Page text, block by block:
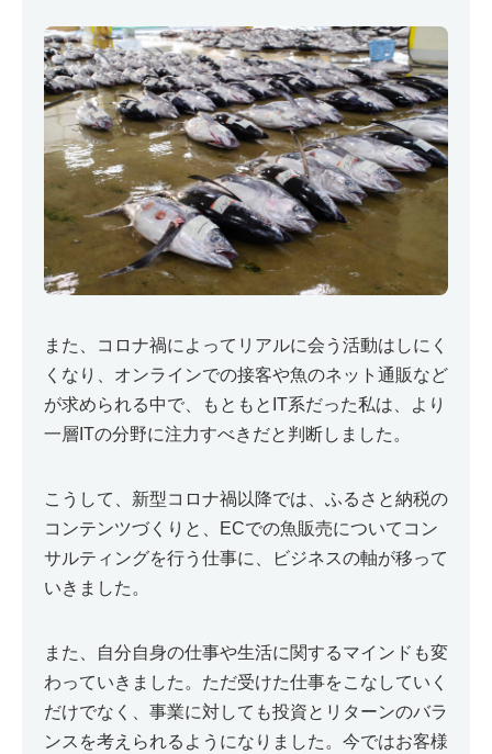
また、コロナ禍によってリアルに会う活動はしにく
くなり、オンラインでの接客や魚のネット通販など
が求められる中で、もともとIT系だった私は、より
一層ITの分野に注力すべきだと判断しました。
こうして、新型コロナ禍以降では、ふるさと納税の
コンテンツづくりと、ECでの魚販売についてコン
サルティングを行う仕事に、ビジネスの軸が移って
いきました。
また、自分自身の仕事や生活に関するマインドも変
わっていきました。ただ受けた仕事をこなしていく
だけでなく、事業に対しても投資とリターンのバラ
ンスを考えられるようになりました。今ではお客様